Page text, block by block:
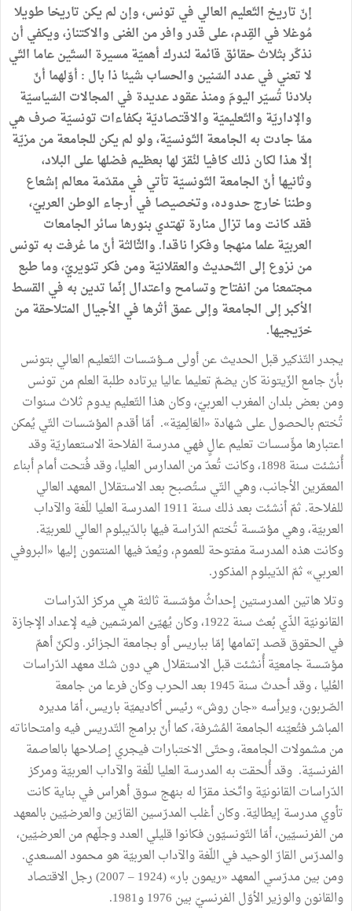
إنّ تاريخ التّعليم العالي في تونس، وإن لم يكن تاريخا طويلا
مُوغلا في القِدم، على قدر وافر من الغنى والاكتناز، ويكفي أن
نذكّر بثلاث حقائق قائمة لندرك أهميّة مسيرة الستّين عاما التّي
لا تعني في عدد السّنين والحساب شيئا ذا بال : أوّلهما أنّ
بلادنا تُسيّر اليومَ ومنذ عقود عديدة في المجالات السّياسيّة
والإداريّة والتّعليميّة والاقتصاديّة بكفاءات تونسيّة صرف هي
ممّا جادت به الجامعة التّونسيّة، ولو لم يكن للجامعة من مزيّة
إلّا هذا لكان ذلك كافيا لنُقرّ لها بعظيم فضلها على البلاد،
وثانيها أنّ الجامعة التّونسيّة تأتي في مقدّمة معالم إشعاع
وطننا خارج حدوده، وتخصيصا في أرجاء الوطن العربيّ،
فقد كانت وما تزال منارة تهتدي بنورها سائر الجامعات
العربيّة علما منهجا وفكرا ناقدا. والثّالثة أنّ ما عُرفت به تونس
من نزوع إلى التّحديث والعقلانيّة ومن فكر تنويريّ، وما طبع
مجتمعنا من انفتاح وتسامح واعتدال إنّما تدين به في القسط
الأكبر إلى الجامعة وإلى عمق أثرها في الأجيال المتلاحقة من
خرّيجيها.
يجدر التّذكير قبل الحديث عن أولى مـــؤسّسات التّعليـم العالي بتونس
بأنّ جامع الزّيتونة كان يضمّ تعليما عاليا يرتاده طلبة العلم من تونس
ومن بعض بلدان المغرب العربيّ، وكان هذا التّعليم يدوم ثلاث سنوات
تُختم بالحصول على شهادة «العَالِميّة». أمّا أقدم المؤسّسات التّي يُمكن
اعتبارها مؤّسسات تعليم عالٍ فهي مدرسة الفلاحة الاستعماريّة وقد
أُنشئت سنة 1898، وكانت تُعدّ من المدارس العليا، وقد فُتحت أمام أبناء
المعمّرين الأجانب، وهي التّي ستُصبح بعد الاستقلال المعهد العالي
للفلاحة. ثمّ أنشئت بعد ذلك سنة 1911 المدرسة العليا للّغة والآداب
العربيّة، وهي مؤسّسة تُختم الدّراسة فيها بالدّيبلوم العالي للعربيّة.
وكانت هذه المدرسة مفتوحة للعموم، ويُعدّ فيها المنتمون إليها «البروفي
العربي» ثمّ الدّيبلوم المذكور.
وتلا هاتين المدرستين إحداثُ مؤسّسة ثالثة هي مركز الدّراسات
القانونيّة الذّي بُعث سنة 1922، وكان يُهيّئ المرسّمين فيه لإعداد الإجازة
في الحقوق قصد إتمامها إمّا بباريس أو بجامعة الجزائر. ولكنّ أهمّ
مؤسّسة جامعيّة أُنشئت قبل الاستقلال هي دون شكّ معهد الدّراسات
العُليا ، وقد أحدث سنة 1945 بعد الحرب وكان فرعا من جامعة
الصّربون، ويرأسه «جان روش» رئيس أكاديميّة باريس، أمّا مديره
المباشر فتُعيّنه الجامعة المُشرفة، كما أنّ برامج التّدريس فيه وامتحاناته
من مشمولات الجامعة، وحتّى الاختبارات فيجري إصلاحها بالعاصمة
الفرنسيّة. وقد أُلحقت به المدرسة العليا للّغة والآداب العربيّة ومركز
الدّراسات القانونيّة واتّخذ مقرّا له بنهج سوق أهراس في بناية كانت
تأوي مدرسة إيطاليّة. وكان أغلب المدرّسين القارّين والعرضيّين بالمعهد
من الفرنسيّين، أمّا التّونسيّون فكانوا قليلي العدد وجلّهم من العرضيّين،
والمدرّس القارّ الوحيد في اللّغة والآداب العربيّة هو محمود المسعدي.
ومن بين مدرّسي المعهد «ريمون بار» (1924 – 2007) رجل الاقتصاد
والقانون والوزير الأوّل الفرنسيّ بين 1976 و1981.